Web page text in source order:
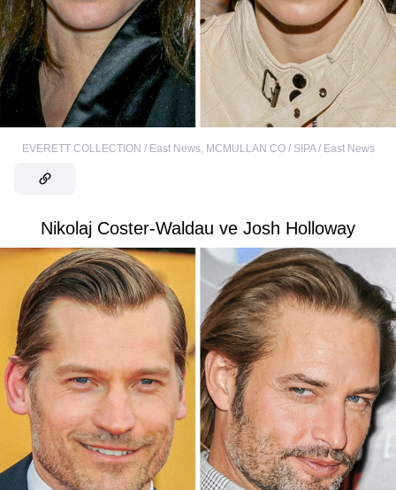
EVERETT COLLECTION / East News, MCMULLAN CO / SIPA / East News
Nikolaj Coster-Waldau ve Josh Holloway